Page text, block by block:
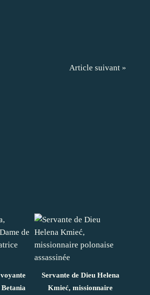
Article suivant »
Servante de Dieu Helena
Kmieć, missionnaire